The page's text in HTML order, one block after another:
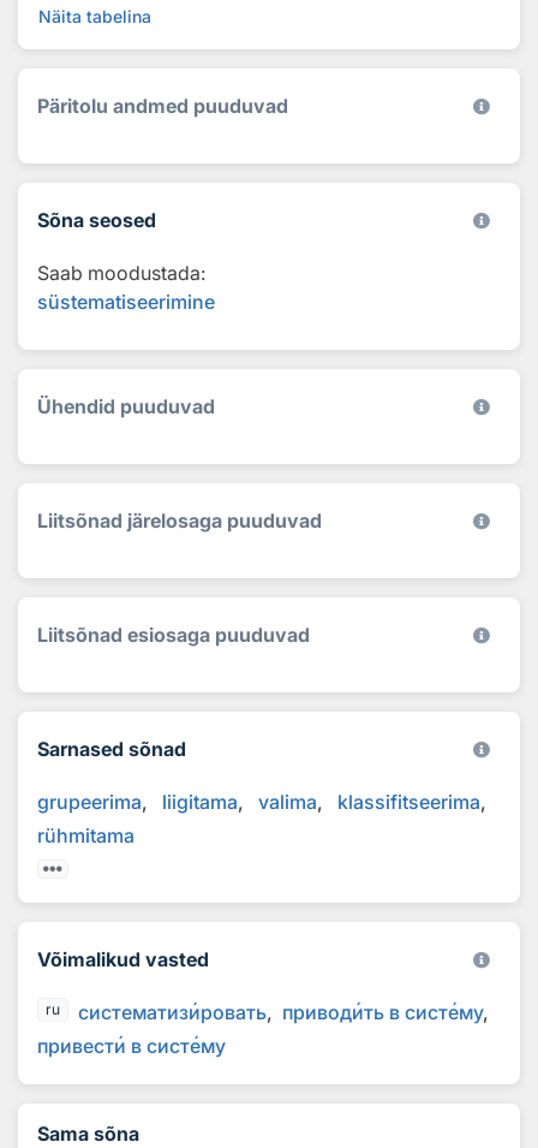
Näita tabelina
Päritolu andmed puuduvad
Sõna seosed
Saab moodustada:
süstematiseerimine
Ühendid puuduvad
Liitsõnad järelosaga puuduvad
Liitsõnad esiosaga puuduvad
Sarnased sõnad
grupeerima liigitama valima
klassifitseerima
rühmitama
Võimalikud vasted
ru систематизировать приводить в систему
привести в систему
Sama sõna